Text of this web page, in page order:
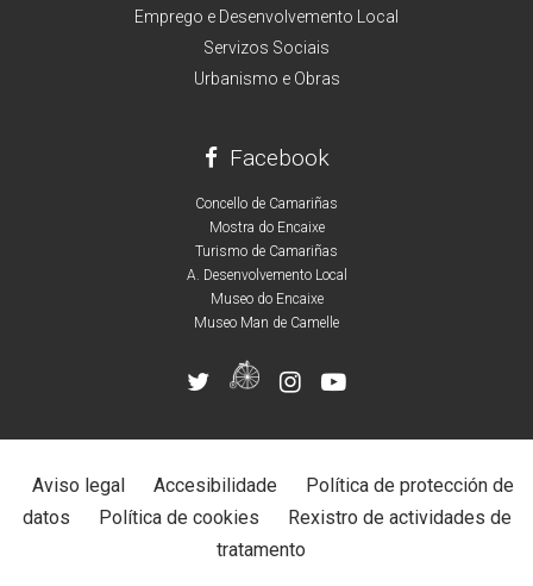
Emprego e Desenvolvemento Local
Servizos Sociais
Urbanismo e Obras
Facebook
Concello de Camariñas
Mostra do Encaixe
Turismo de Camariñas
A. Desenvolvemento Local
Museo do Encaixe
Museo Man de Camelle
Aviso legal Accesibilidade
Política de protección de
datos
Política de cookies
Rexistro de actividades de
tratamento